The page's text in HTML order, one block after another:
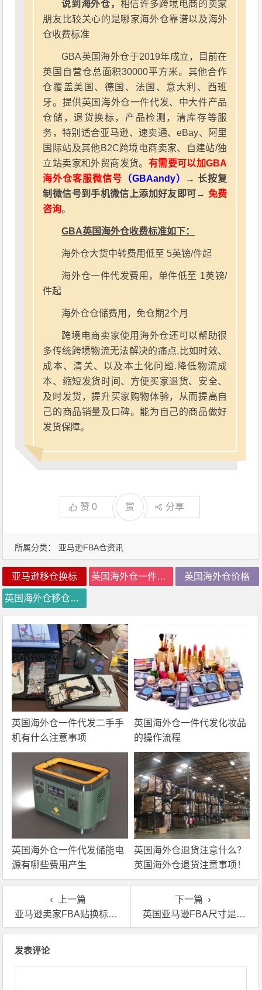
所属分类： 亚马逊FBA仓资讯
说到海外仓， 相信许多跨境电商的卖家
朋友比较关心的是哪家海外仓靠谱以及海外
仓收费标准
GBA英国海外仓于2019年成立，目前在
英国自营仓总面积30000平方米。其他合作
仓覆盖美国、德国、法国、意大利、西班
牙。提供英国海外仓一件代发、中大件产品
仓储，退货换标，产品检测，清库存等服
务，特别适合亚马逊、速卖通、eBay、阿里
国际站及其他B2C跨境电商卖家、自建站/独
立站卖家和外贸商发货。 有需要可以加GBA
海外仓客服微信号 （GBAandy）
→ 长按复
制微信号到手机微信上添加好友即可→ 免费
咨询。
GBA英国海外仓收费标准如下：
海外仓大货中转费用低至 5英镑/件起
海外仓一件代发费用，单件低至 1英镑/
件起
海外仓仓储费用，免仓期2个月
跨境电商卖家使用海外仓还可以帮助很
多传统跨境物流无法解决的痛点,比如时效、
成本、清关、以及本土化问题.降低物流成
本、缩短发货时间、方便买家退货、安全、
及时发货，提升买家购物体验，从而提高自
己的商品销量及口碑。能为自己的商品做好
发货保障。
赞0 赏 分享
亚马逊移仓换标 英国海外仓一件代发 英国海外仓价格
英国海外仓移仓换标
英国海外仓一件代发二手手
机有什么注意事项
英国海外仓一件代发化妆品
的操作流程
英国海外仓一件代发储能电
源有哪些费用产生
英国海外仓退货注意什么？
英国海外仓退货注意事项！
上一篇
亚马逊卖家FBA贴换标服务选择哪家英国海外仓呢
下一篇
英国亚马逊FBA尺寸是多少?GBA英国海外仓来跟大家讲解
发表评论